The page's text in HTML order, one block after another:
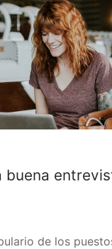
buena
de los